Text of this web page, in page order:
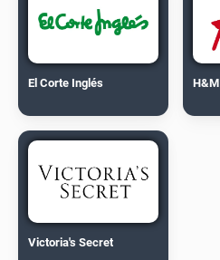
El Corte Inglés H&M
Victoria's Secret